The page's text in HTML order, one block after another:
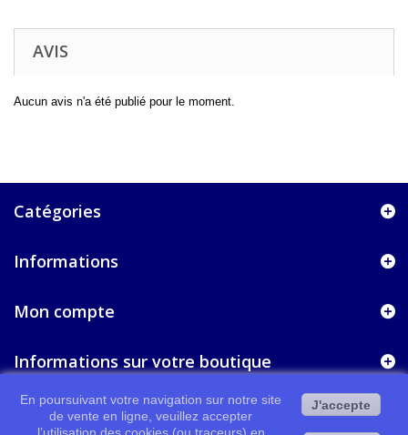
AVIS
Aucun avis n'a été publié pour le moment.
Catégories
Informations
Mon compte
Informations sur votre boutique
En poursuivant votre navigation sur notre site
de vente en ligne, veuillez accepter
J'accepte